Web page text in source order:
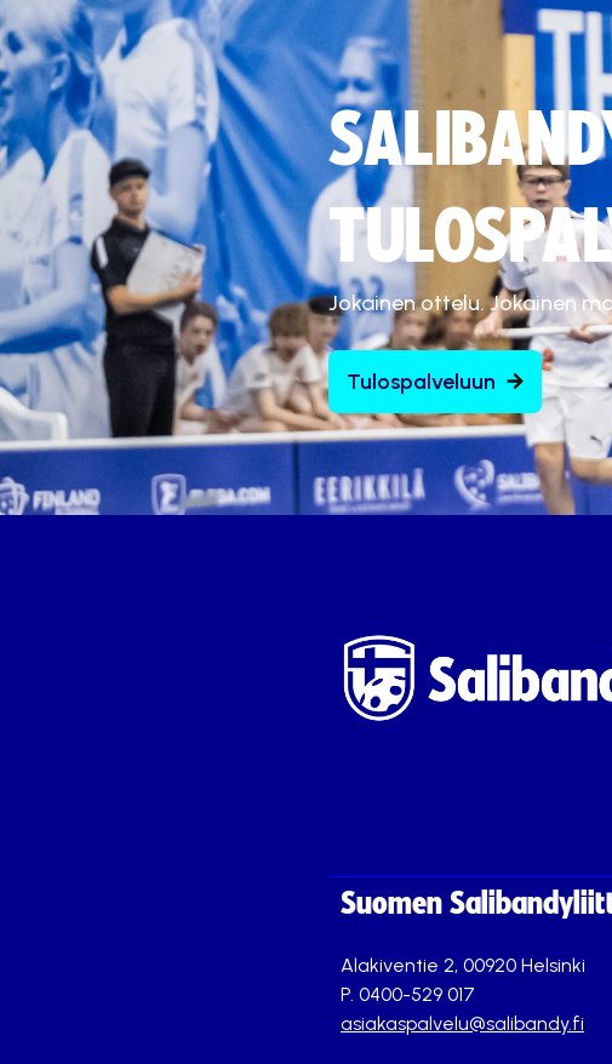
Jokainen ottelu. Jokainen
Tulospalveluun
Suomen
Alakiventie 2, 00920 Helsinki
P. 0400-529 017
asiakaspalvelu@salibandy.fi